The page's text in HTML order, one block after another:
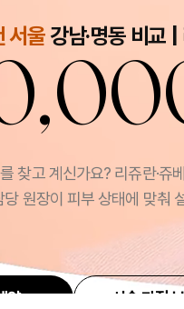
서울 강남·명동 비교
찾고 계신가요? 리쥬란·쥬
원장이 피부 상태에 맞춰
약 시술 과정